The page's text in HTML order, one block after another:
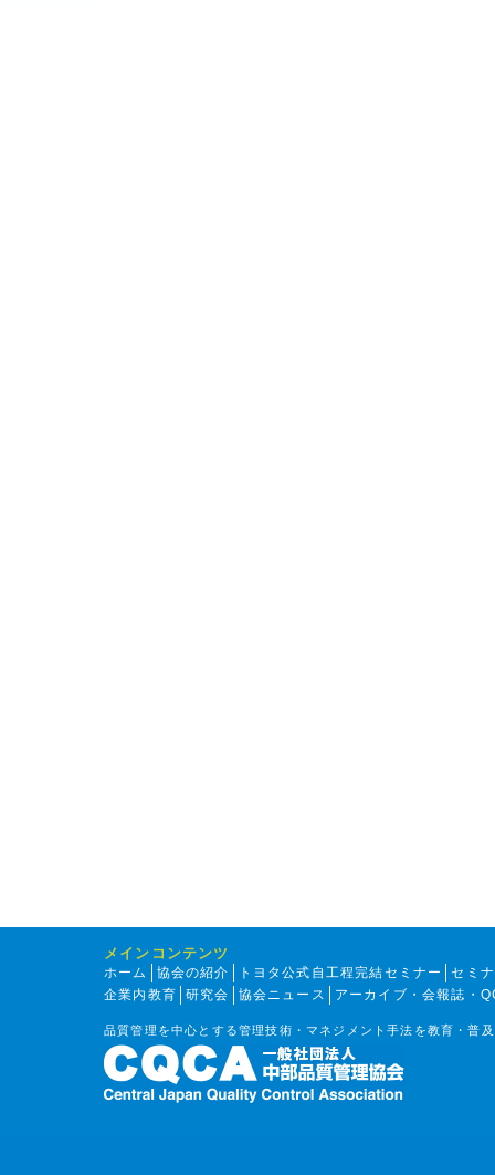
メインコンテンツ
ホーム 協会の紹介 トヨタ公式自工程完結セミナー
セミ
企業内教育
研究会 協会ニュース アーカイブ・会報誌・
品質管理を中心とする管理技術・マネジメント手法を教育・普